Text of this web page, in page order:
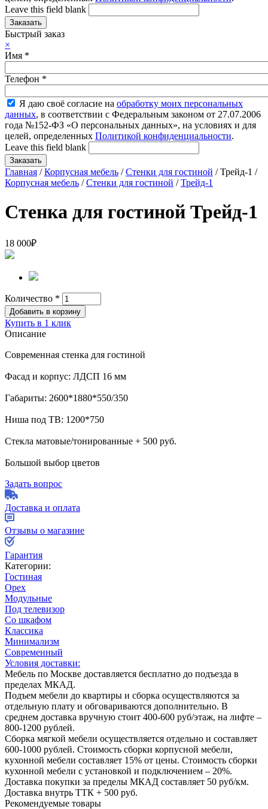
Leave this field blank
Быстрый заказ
×
Имя *
Телефон *
Я даю своё согласие на обработку моих персональных
данных, в соответствии с Федеральным законом от 27.07.2006
года №152-ФЗ «О персональных данных», на условиях и для
целей, определенных Политикой конфиденциальности.
Leave this field blank
Главная /Корпусная мебель /Стенки для гостиной / Трейд-1 /
Корпусная мебель /Стенки для гостиной /Трейд-1
Стенка для гостиной Трейд-1
18 000₽
Количество *
Купить в 1 клик
Описание
Современная стенка для гостиной
Фасад и корпус: ЛДСП 16 мм
Габариты: 2600*1880*550/350
Ниша под ТВ: 1200*750
Стекла матовые/тонированные + 500 руб.
Большой выбор цветов
Задать вопрос
Доставка и оплата
Отзывы о магазине
Гарантия
Категории:
Гостиная
Орех
Модульные
Под телевизор
Со шкафом
Классика
Минимализм
Современный
Условия доставки:
Мебель по Москве доставляется бесплатно до подъезда в
пределах МКАД.
Подъем мебели до квартиры и сборка осуществляются за
отдельную плату и обговариваются дополнительно. В
среднем доставка вручную стоит 400-600 руб/этаж, на лифте –
800-1200 рублей.
Сборка мягкой мебели осуществляется отдельно и составляет
600-1000 рублей. Стоимость сборки корпусной мебели,
кухонной мебели составляет 15% от цены. Стоимость сборки
кухонной мебели с установкой и подключением – 20%.
Доставка покупки за пределы МКАД составляет 50 руб/км.
Доставка внутрь ТТК + 500 руб.
Рекомендуемые товары